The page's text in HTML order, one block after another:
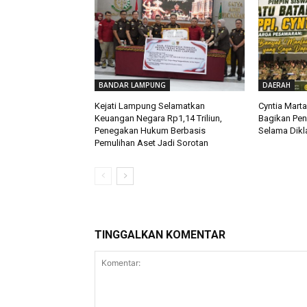
BANDAR LAMPUNG
Kejati Lampung Selamatkan
Keuangan Negara Rp1,14 Triliun,
Penegakan Hukum Berbasis
Pemulihan Aset Jadi Sorotan
DAERAH
Cyntia
Bagikan
Selama
TINGGALKAN KOMENTAR